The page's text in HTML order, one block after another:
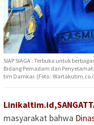
SIAP SIAGA : Terbuka untuk
Bidang Pemadam dan
tim Damkar. (Foto :
masyarakat bahwa